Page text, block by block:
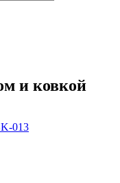
и ковкой
013